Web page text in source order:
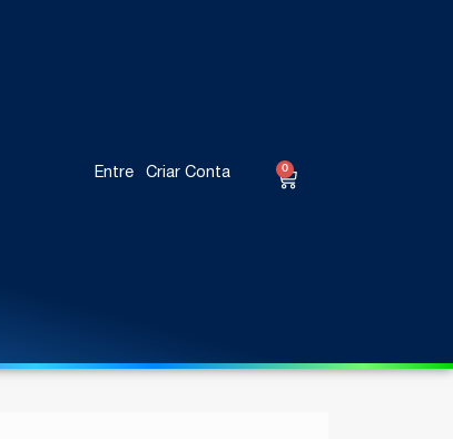
Entre Criar Conta 0